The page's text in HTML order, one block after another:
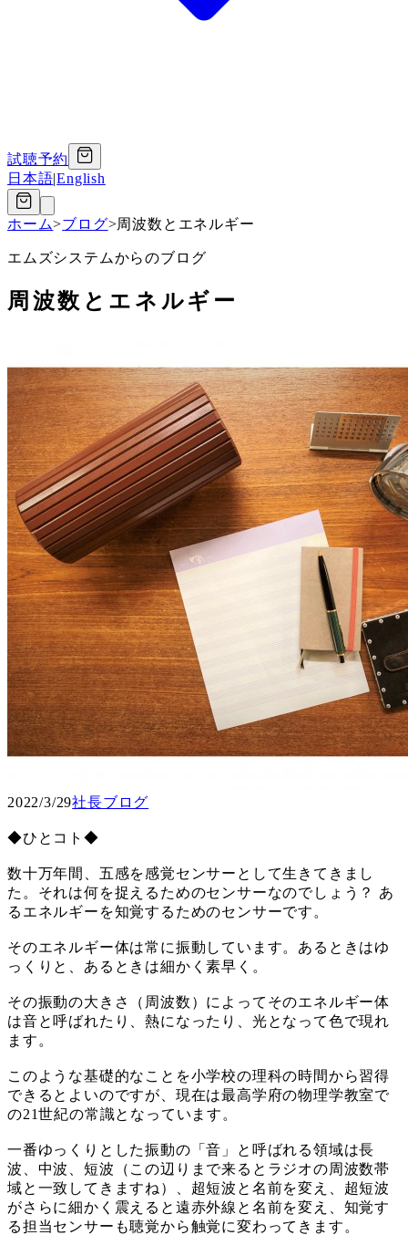
試聴予約
日本語|English
ホーム>ブログ>周波数とエネルギー
エムズシステムからのブログ
周波数とエネルギー
2022/3/29社長ブログ
◆ひとコト◆
数十万年間、五感を感覚センサーとして生きてきまし
た。それは何を捉えるためのセンサーなのでしょう？ あ
るエネルギーを知覚するためのセンサーです。
そのエネルギー体は常に振動しています。あるときはゆ
っくりと、あるときは細かく素早く。
その振動の大きさ（周波数）によってそのエネルギー体
は音と呼ばれたり、熱になったり、光となって色で現れ
ます。
このような基礎的なことを小学校の理科の時間から習得
できるとよいのですが、現在は最高学府の物理学教室で
の21世紀の常識となっています。
一番ゆっくりとした振動の「音」と呼ばれる領域は長
波、中波、短波（この辺りまで来るとラジオの周波数帯
域と一致してきますね）、超短波と名前を変え、超短波
がさらに細かく震えると遠赤外線と名前を変え、知覚す
る担当センサーも聴覚から触覚に変わってきます。